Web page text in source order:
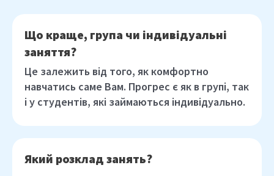
Що краще, група чи індивідуальні
заняття?
Це залежить від того, як комфортно
навчатись саме Вам. Прогрес є як в групі, так
і у студентів, які займаються індивідуально.
Який розклад занять?